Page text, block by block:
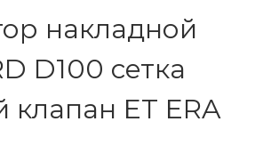
накладной
D100 сетка
клапан ET ERA